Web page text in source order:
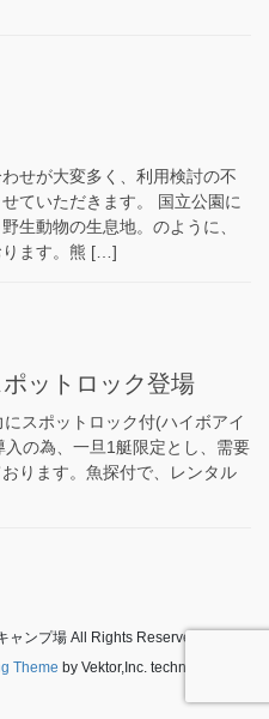
せが大変多く、利用検討の不
ていただきます。 国立公園に
生動物の生息地。のように、
ります。熊 […]
ットロック登場
スポットロック付(ハイボアイ
の為、一旦1艇限定とし、需要
ります。魚探付で、レンタル
ンプ場 All Rights Reserved.
Theme by Vektor,Inc. technology.